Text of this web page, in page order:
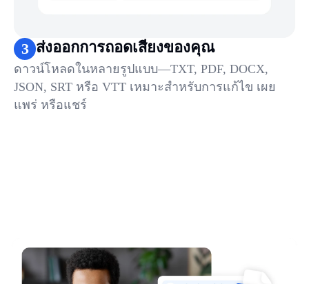
3 ส่งออกการถอดเสียงของคุณ
ดาวน์โหลดในหลายรูปแบบ—TXT, PDF, DOCX,
JSON, SRT หรือ VTT เหมาะสำหรับการแก้ไข เผย
แพร่ หรือแชร์